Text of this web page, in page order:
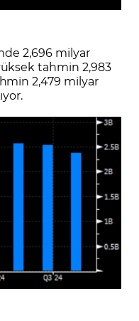
2,696 milyar
tahmin 2,983
2,479 milyar